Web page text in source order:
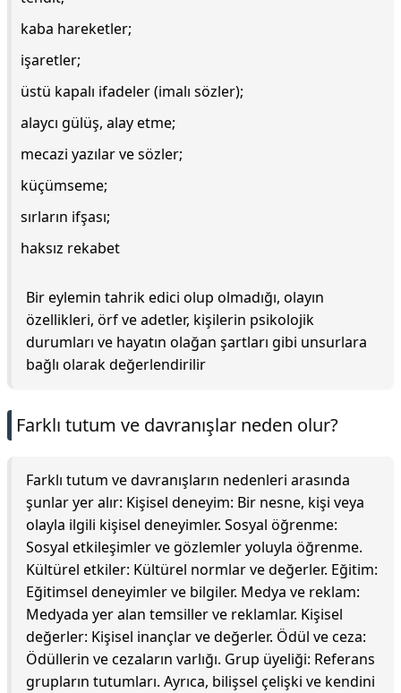
kaba hareketler;
işaretler;
üstü kapalı ifadeler (imalı sözler);
alaycı gülüş, alay etme;
mecazi yazılar ve sözler;
küçümseme;
sırların ifşası;
haksız rekabet
Bir eylemin tahrik edici olup olmadığı, olayın
özellikleri, örf ve adetler, kişilerin psikolojik
durumları ve hayatın olağan şartları gibi unsurlara
bağlı olarak değerlendirilir
Farklı tutum ve davranışlar neden olur?
Farklı tutum ve davranışların nedenleri arasında
şunlar yer alır: Kişisel deneyim: Bir nesne, kişi veya
olayla ilgili kişisel deneyimler. Sosyal öğrenme:
Sosyal etkileşimler ve gözlemler yoluyla öğrenme.
Kültürel etkiler: Kültürel normlar ve değerler. Eğitim:
Eğitimsel deneyimler ve bilgiler. Medya ve reklam:
Medyada yer alan temsiller ve reklamlar. Kişisel
değerler: Kişisel inançlar ve değerler. Ödül ve ceza:
Ödüllerin ve cezaların varlığı. Grup üyeliği: Referans
grupların tutumları. Ayrıca, bilişsel çelişki ve kendini